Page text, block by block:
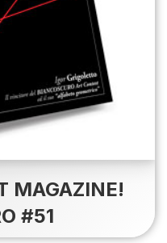
MAGAZINE!
#51